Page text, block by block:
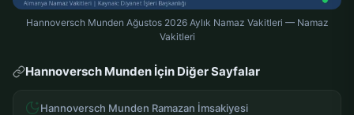
Hannoversch Munden Ağustos 2026 Aylık Namaz Vakitleri — Namaz
Vakitleri
Hannoversch Munden İçin Diğer Sayfalar
Hannoversch Munden Ramazan İmsakiyesi